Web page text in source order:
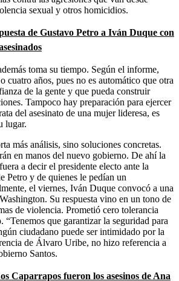
sexual y otros homicidios.
de Gustavo Petro a Iván Duque con
toma su tiempo. Según el informe,
cuatro años, pues no es automático que otra
de la gente y que pueda construir
Tampoco hay preparación para ejercer
del asesinato de una mujer lideresa, es
lugar.
más análisis, sino soluciones concretas.
en manos del nuevo gobierno. De ahí la
a decir el presidente electo ante la
Petro y de quienes le pedían un
el viernes, Iván Duque convocó a una
Su respuesta vino en un tono de
de violencia. Prometió cero tolerancia
“Tenemos que garantizar la seguridad para
ciudadano puede ser intimidado por la
de Álvaro Uribe, no hizo referencia a
Santos.
Caparrapos fueron los asesinos de Ana